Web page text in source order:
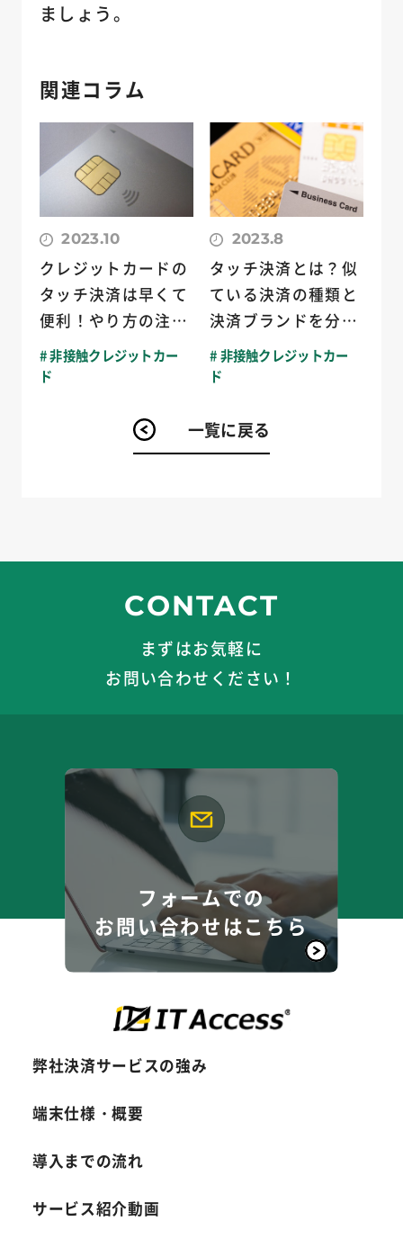
ましょう。
関連コラム
2023.10
クレジットカードの
タッチ決済は早くて
便利！やり方の注意
点もご紹介
# 非接触クレジットカー
ド
2023.8
タッチ決済とは？似
ている決済の種類と
決済ブランドを分か
りやすく解説
# 非接触クレジットカー
ド
一覧に戻る
CONTACT
まずはお気軽に
お問い合わせください！
フォームでの
お問い合わせはこちら
弊社決済サービスの強み
端末仕様・概要
導入までの流れ
サービス紹介動画